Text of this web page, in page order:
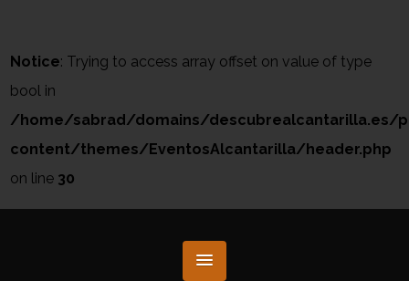
Notice: Trying to access array offset on value of type
bool in
/home/sabrad/domains/descubrealcantarilla.es/
content/themes/EventosAlcantarilla/header.php
on line 30